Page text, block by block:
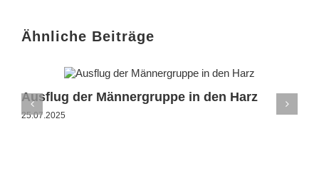
Ähnliche Beiträge
Ausflug der Männergruppe in den Harz
25.07.2025